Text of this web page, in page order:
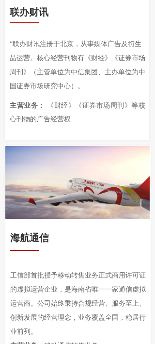
联办财讯
“联办财讯注册于北京，从事媒体广告及衍生
品运营。核心经营刊物有《财经》《证券市场
周刊》（主管单位为中信集团、主办单位为中
国证券市场研究中心）。
主营业务：
《财经》《证券市场周刊》等核
心刊物的广告经营权
海航通信
工信部首批授予移动转售业务正式商用许可证
的虚拟运营企业，是海南省唯一一家通信虚拟
运营商。公司始终秉持合规经营、服务至上、
创新发展的经营理念，业务覆盖全国，稳居行
业前列。